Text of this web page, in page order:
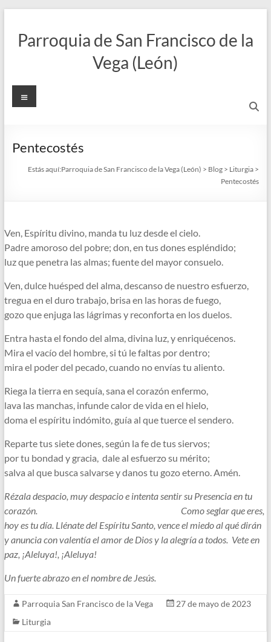
contenido
Parroquia de San Francisco de la
Vega (León)
Menú
Pentecostés
Estás aquí:Parroquia de San Francisco de la Vega (León) > Blog > Liturgia >
Pentecostés
Ven, Espíritu divino, manda tu luz desde el cielo.
Padre amoroso del pobre; don, en tus dones espléndido;
luz que penetra las almas; fuente del mayor consuelo.
Ven, dulce huésped del alma, descanso de nuestro esfuerzo,
tregua en el duro trabajo, brisa en las horas de fuego,
gozo que enjuga las lágrimas y reconforta en los duelos.
Entra hasta el fondo del alma, divina luz, y enriquécenos.
Mira el vacío del hombre, si tú le faltas por dentro;
mira el poder del pecado, cuando no envías tu aliento.
Riega la tierra en sequía, sana el corazón enfermo,
lava las manchas, infunde calor de vida en el hielo,
doma el espíritu indómito, guía al que tuerce el sendero.
Reparte tus siete dones, según la fe de tus siervos;
por tu bondad y gracia, dale al esfuerzo su mérito;
salva al que busca salvarse y danos tu gozo eterno. Amén.
Rézala despacio, muy despacio e intenta sentir su Presencia en tu
corazón. Como seglar que eres,
hoy es tu día. Llénate del Espíritu Santo, vence el miedo al qué dirán
y anuncia con valentía el amor de Dios y la alegría a todos. Vete en
paz, ¡Aleluya!, ¡Aleluya!
Un fuerte abrazo en el nombre de Jesús.
Parroquia San Francisco de la Vega
27 de mayo de 2023
Liturgia